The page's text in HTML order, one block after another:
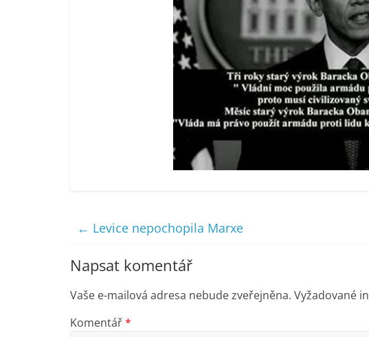
← Levice nepochopila Marxe
Napsat komentář
Vaše e-mailová adresa nebude zveřejněna. Vyžadované
Komentář*